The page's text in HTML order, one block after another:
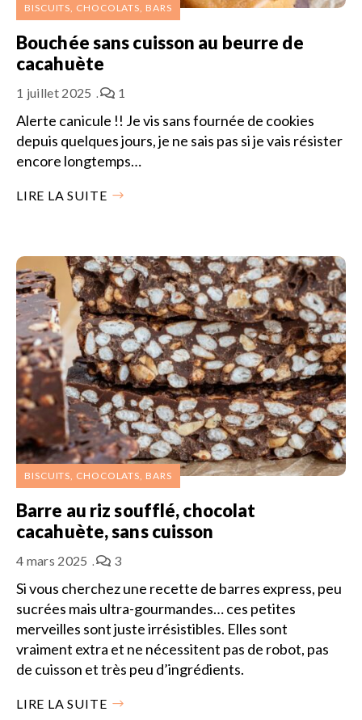
BISCUITS, CHOCOLATS, BARS
Bouchée sans cuisson au beurre de
cacahuète
1 juillet 2025 1
Alerte canicule !! Je vis sans fournée de cookies
depuis quelques jours, je ne sais pas si je vais résister
encore longtemps…
LIRE LA SUITE
BISCUITS, CHOCOLATS, BARS
Barre au riz soufflé, chocolat
cacahuète, sans cuisson
4 mars 2025 3
Si vous cherchez une recette de barres express, peu
sucrées mais ultra-gourmandes… ces petites
merveilles sont juste irrésistibles. Elles sont
vraiment extra et ne nécessitent pas de robot, pas
de cuisson et très peu d’ingrédients.
LIRE LA SUITE